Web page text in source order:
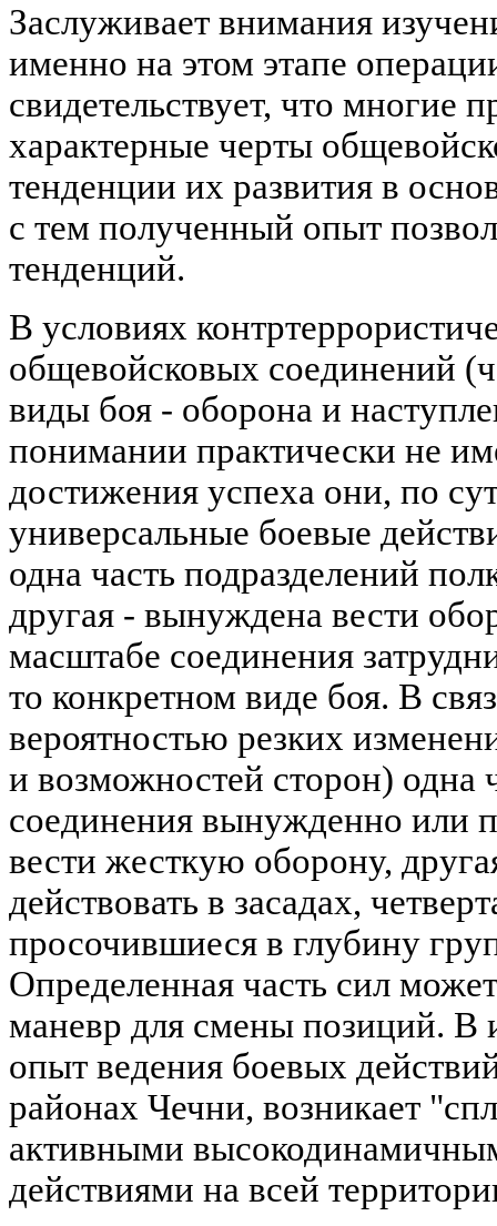
Заслуживает внимания
именно на этом этапе
свидетельствует, что многие
характерные черты
тенденции их развития в
с тем полученный опыт
тенденций.
В условиях
общевойсковых соединений
виды боя - оборона и
понимании практически не
достижения успеха они, по
универсальные боевые
одна часть подразделений
другая - вынуждена вести
масштабе соединения
то конкретном виде боя. В
вероятностью резких
и возможностей сторон) одна
соединения вынужденно или
вести жесткую оборону,
действовать в засадах,
просочившиеся в глубину
Определенная часть сил
маневр для смены позиций. В
опыт ведения боевых
районах Чечни, возникает
активными
действиями на всей